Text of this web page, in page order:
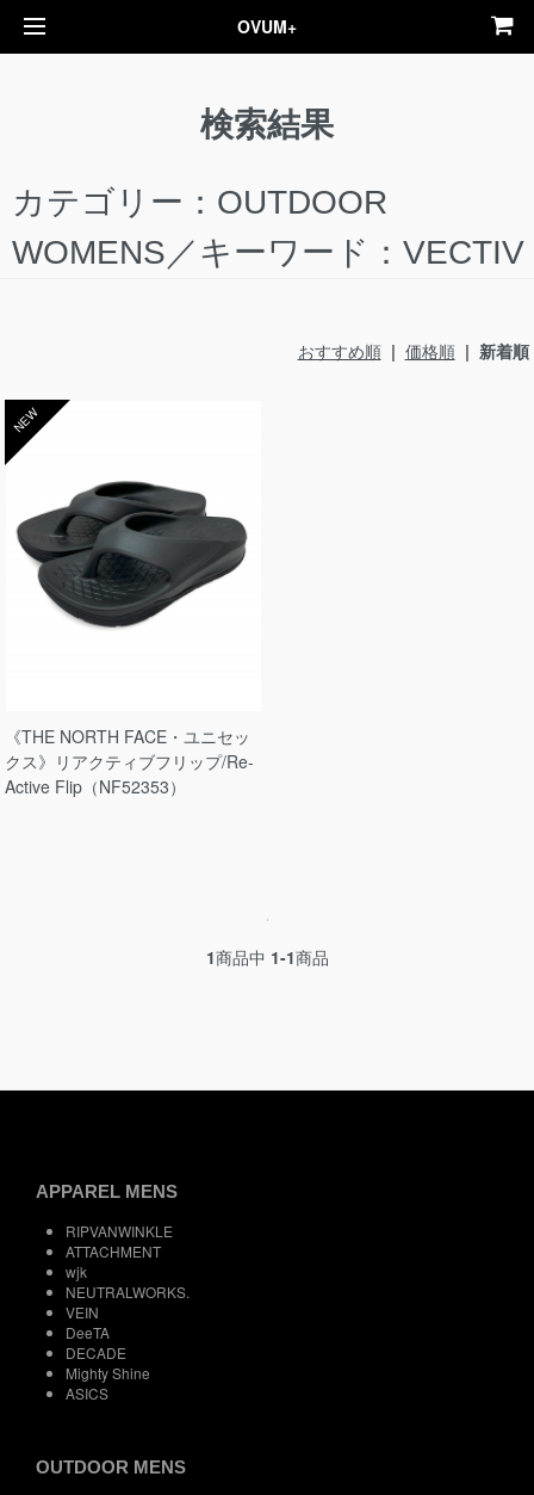
OVUM+
検索結果
カテゴリー：OUTDOOR
WOMENS／キーワード：VECTIV
おすすめ順| 価格順| 新着順
NEW
《THE NORTH FACE・ユニセッ
クス》リアクティブフリップ/Re-
Active Flip（NF52353）
1商品中 1-1商品
APPAREL MENS
RIPVANWINKLE
ATTACHMENT
wjk
NEUTRALWORKS.
VEIN
DeeTA
DECADE
Mighty Shine
ASICS
OUTDOOR MENS